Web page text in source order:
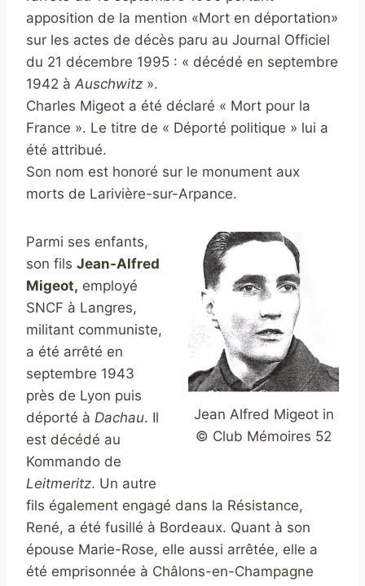
apposition de la mention «Mort en déportation»
sur les actes de décès paru au Journal Officiel
du 21 décembre 1995 : « décédé en septembre
1942 à Auschwitz ».
Charles Migeot a été déclaré « Mort pour la
France ». Le titre de « Déporté politique » lui a
été attribué.
Son nom est honoré sur le monument aux
morts de Larivière-sur-Arpance.
Jean Alfred Migeot in
© Club Mémoires 52
Parmi ses enfants,
son fils Jean-Alfred
Migeot, employé
SNCF à Langres,
militant communiste,
a été arrêté en
septembre 1943
près de Lyon puis
déporté à Dachau. Il
est décédé au
Kommando de
Leitmeritz. Un autre
fils également engagé dans la Résistance,
René, a été fusillé à Bordeaux. Quant à son
épouse Marie-Rose, elle aussi arrêtée, elle a
été emprisonnée à Châlons-en-Champagne